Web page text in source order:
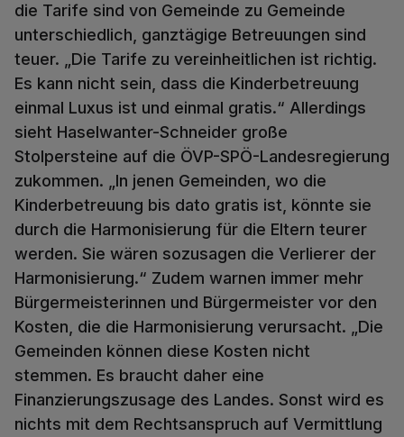
die Tarife sind von Gemeinde zu Gemeinde
unterschiedlich, ganztägige Betreuungen sind
teuer. „Die Tarife zu vereinheitlichen ist richtig.
Es kann nicht sein, dass die Kinderbetreuung
einmal Luxus ist und einmal gratis.“ Allerdings
sieht Haselwanter-Schneider große
Stolpersteine auf die ÖVP-SPÖ-Landesregierung
zukommen. „In jenen Gemeinden, wo die
Kinderbetreuung bis dato gratis ist, könnte sie
durch die Harmonisierung für die Eltern teurer
werden. Sie wären sozusagen die Verlierer der
Harmonisierung.“ Zudem warnen immer mehr
Bürgermeisterinnen und Bürgermeister vor den
Kosten, die die Harmonisierung verursacht. „Die
Gemeinden können diese Kosten nicht
stemmen. Es braucht daher eine
Finanzierungszusage des Landes. Sonst wird es
nichts mit dem Rechtsanspruch auf Vermittlung